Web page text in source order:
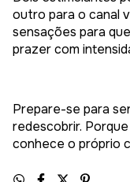
outro para o canal
sensações para
prazer com
Prepare-se para
redescobrir.
conhece o próprio